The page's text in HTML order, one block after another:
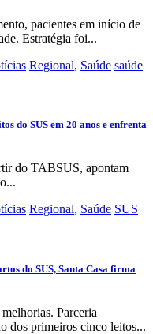
pacientes em início de
Estratégia foi...
Regional, Saúde saúde
do SUS em 20 anos e enfrenta
do TABSUS, apontam
Regional, Saúde SUS
do SUS, Santa Casa firma
Parceria
dos primeiros cinco leitos...